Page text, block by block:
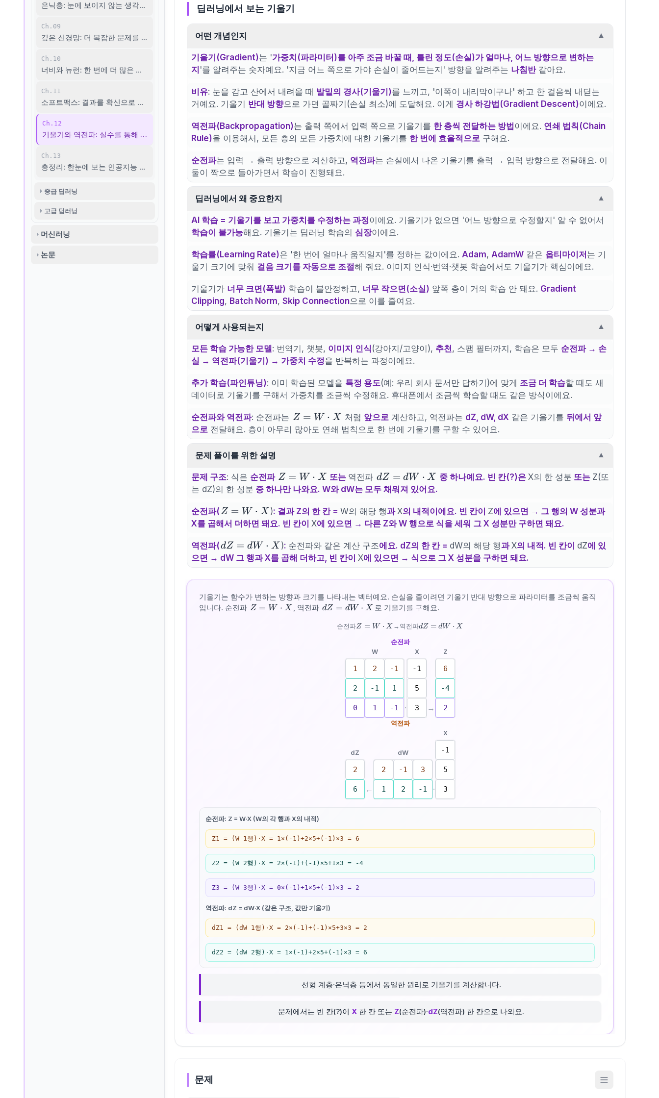
은닉층: 눈에 보이지 않는 생각의 깊이
Ch.09
깊은 신경망: 더 복잡한 문제를 푸는 힘
Ch.10
너비와 뉴런: 한 번에 더 많은 특징 찾기
Ch.11
소프트맥스: 결과를 확신으로 바꾸기
Ch.12
기울기와 역전파: 실수를 통해 배우는 법
Ch.13
총정리: 한눈에 보는 인공지능 지도
중급 딥러닝
고급 딥러닝
머신러닝
논문
딥러닝에서 보는 기울기
어떤 개념인지 ▼
기울기(Gradient)는 '가중치(파라미터)를 아주 조금 바꿀 때, 틀린 정도(손실)가 얼마나, 어느 방향으로 변하는
지 '를 알려주는 숫자예요. '지금 어느 쪽으로 가야 손실이 줄어드는지' 방향을 알려주는 나침반같아요.
비유: 눈을 감고 산에서 내려올 때 발밑의 경사(기울기)를 느끼고, '이쪽이 내리막이구나' 하고 한 걸음씩 내딛는
거예요. 기울기 반대 방향으로 가면 골짜기(손실 최소)에 도달해요. 이게 경사 하강법(Gradient Descent)이에요.
역전파(Backpropagation)는 출력 쪽에서 입력 쪽으로 기울기를 한 층씩 전달하는 방법 이에요. 연쇄 법칙(Chain
Rule)을 이용해서, 모든 층의 모든 가중치에 대한 기울기를 한 번에 효율적으로 구해요.
순전파는 입력 → 출력 방향으로 계산하고, 역전파는 손실에서 나온 기울기를 출력 → 입력 방향으로 전달해요. 이
둘이 짝으로 돌아가면서 학습이 진행돼요.
딥러닝에서 왜 중요한지 ▼
AI 학습 = 기울기를 보고 가중치를 수정하는 과정이에요. 기울기가 없으면 '어느 방향으로 수정할지' 알 수 없어서
학습이 불가능해요. 기울기는 딥러닝 학습의 심장이에요.
학습률(Learning Rate)은 '한 번에 얼마나 움직일지'를 정하는 값이에요. Adam, AdamW 같은 옵티마이저 는 기
울기 크기에 맞춰 걸음 크기를 자동으로 조절해 줘요. 이미지 인식·번역·챗봇 학습에서도 기울기가 핵심이에요.
기울기가 너무 크면(폭발) 학습이 불안정하고, 너무 작으면(소실) 앞쪽 층이 거의 학습 안 돼요. Gradient
Clipping, Batch Norm, Skip Connection으로 이를 줄여요.
어떻게 사용되는지 ▼
모든 학습 가능한 모델: 번역기, 챗봇, 이미지 인식 (강아지/고양이), 추천, 스팸 필터까지, 학습은 모두 순전파 → 손
실 → 역전파(기울기) → 가중치 수정을 반복하는 과정이에요.
추가 학습(파인튜닝): 이미 학습된 모델을 특정 용도(예: 우리 회사 문서만 답하기)에 맞게 조금 더 학습할 때도 새
데이터로 기울기를 구해서 가중치를 조금씩 수정해요. 휴대폰에서 조금씩 학습할 때도 같은 방식이에요.
순전파와 역전파: 순전파는 Z =
W
\cdot
Z = W ⋅ X 처럼 앞으로 계산하고, 역전파는 dZ, dW, dX 같은 기울기를 뒤에서 앞
으로 전달해요. 층이 아무리 많아도 연쇄 법칙으로 한 번에 기울기를 구할 수 있어요.
문제 풀이를 위한 설명 ▼
문제 구조: 식은 순전파 Z =
W
X
Z = W ⋅ X 또는 역전파 dZ =
dW
X
dZ = dW ⋅ X 중 하나예요. 빈 칸(?)은 X의 한 성분 또는 Z(또
는 dZ)의 한 성분 중 하나만 나와요. W와 dW는 모두 채워져 있어요.
순전파( Z =
W
X
Z = W ⋅ X ): 결과 Z의 한 칸 =W의 해당 행과X의 내적이에요. 빈 칸이 Z에 있으면 → 그 행의 W 성분과
X를 곱해서 더하면 돼요. 빈 칸이 X에 있으면 → 다른 Z와 W 행으로 식을 세워 그 X 성분만 구하면 돼요.
역전파(dZ =
dW
\cdot
X
dZ = dW ⋅ X ): 순전파와 같은 계산 구조에요. dZ의 한 칸 = dW의 해당 행과X의 내적. 빈 칸이 dZ에 있
으면 → dW 그 행과 X를 곱해 더하고, 빈 칸이 X에 있으면 → 식으로 그 X 성분을 구하면 돼요.
기울기는 함수가 변하는 방향과 크기를 나타내는 벡터예요. 손실을 줄이려면 기울기 반대 방향으로 파라미터를 조금씩 움직
입니다. 순전파 Z =
Z = W ⋅ X , 역전파 dZ =
\cdot
dZ = dW ⋅ X 로 기울기를 구해요.
순전파 Z =
Z = W ⋅ X →역전파dZ =
dZ = dW ⋅ X
순전파
W
1 2 -1
2 -1 1
0 1 -1 ·
X
-1
5
3 →
Z
6
-4
2
역전파
dZ
2
6 ←
dW
2 -1 3
1 2 -1 ·
X
-1
5
3
순전파: Z = W·X (W의 각 행과 X의 내적)
Z1 = (W 1행)·X = 1×(-1)+2×5+(-1)×3 = 6
Z2 = (W 2행)·X = 2×(-1)+(-1)×5+1×3 = -4
Z3 = (W 3행)·X = 0×(-1)+1×5+(-1)×3 = 2
역전파: dZ = dW·X (같은 구조, 값만 기울기)
dZ1 = (dW 1행)·X = 2×(-1)+(-1)×5+3×3 = 2
dZ2 = (dW 2행)·X = 1×(-1)+2×5+(-1)×3 = 6
선형 계층·은닉층 등에서 동일한 원리로 기울기를 계산합니다.
문제에서는 빈 칸(?)이 X 한 칸 또는 Z(순전파)·dZ(역전파) 한 칸으로 나와요.
문제